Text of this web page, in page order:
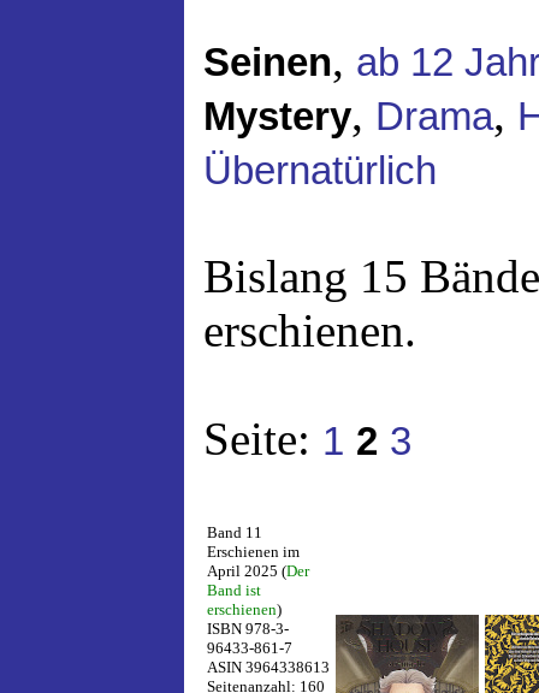
Seinen, ab 12
Mystery, Drama,
Übernatürlich
Bislang 15
erschienen.
Seite: 1 2 3
Band 11
Erschienen im
April 2025 (Der
Band ist
erschienen)
ISBN 978-3-
96433-861-7
ASIN 3964338613
Seitenanzahl: 160